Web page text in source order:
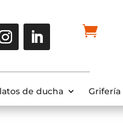
de ducha Grifería